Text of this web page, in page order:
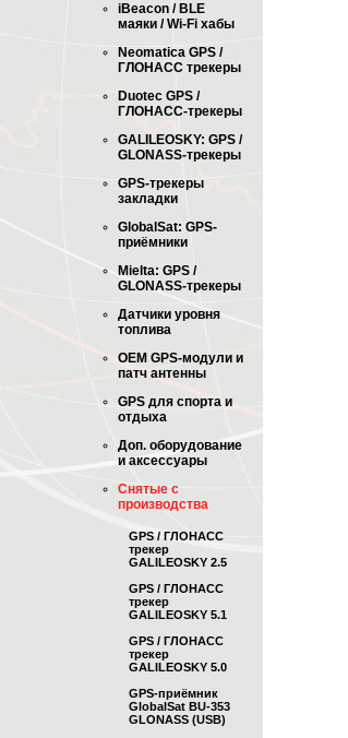
iBeacon / BLE
маяки / Wi-Fi хабы
Neomatica GPS /
ГЛОНАСС трекеры
Duotec GPS /
ГЛОНАСС-трекеры
GALILEOSKY: GPS /
GLONASS-трекеры
GPS-трекеры
закладки
GlobalSat: GPS-
приёмники
Mielta: GPS /
GLONASS-трекеры
Датчики уровня
топлива
OEM GPS-модули и
патч антенны
GPS для спорта и
отдыха
Доп. оборудование
и аксессуары
Снятые с
производства
GPS / ГЛОНАСС
трекер
GALILEOSKY 2.5
GPS / ГЛОНАСС
трекер
GALILEOSKY 5.1
GPS / ГЛОНАСС
трекер
GALILEOSKY 5.0
GPS-приёмник
GlobalSat BU-353
GLONASS (USB)